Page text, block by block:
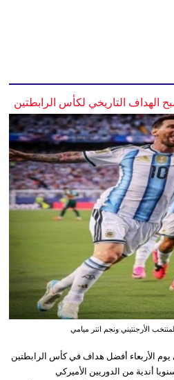
الهداف التاريخي لكأس الرابطتين
الأرجنتيني ونجم انتر ميامي
يوم الأربعاء أفضل هداف في كأس الرابطتين
أندية من الدوريين الأميركي